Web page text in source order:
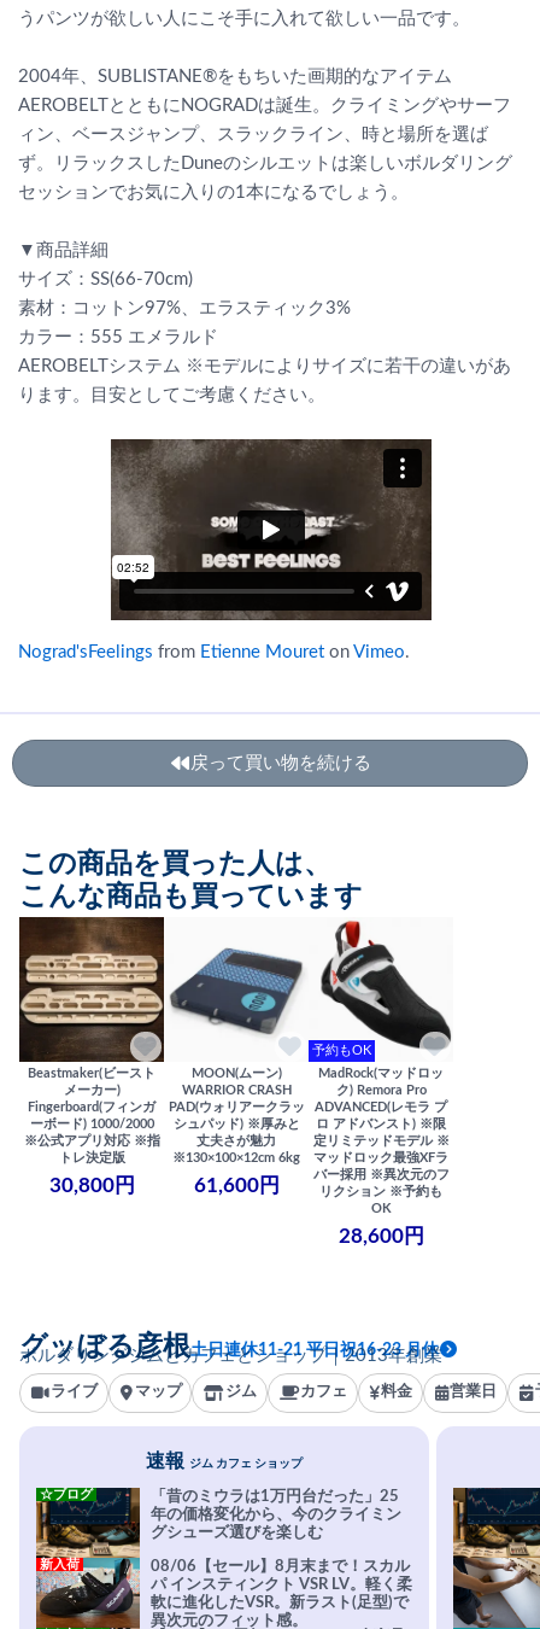
うパンツが欲しい人にこそ手に入れて欲しい一品です。
2004年、SUBLISTANE®をもちいた画期的なアイテム
AEROBELTとともにNOGRADは誕生。クライミングやサーフ
ィン、ベースジャンプ、スラックライン、時と場所を選ば
ず。リラックスしたDuneのシルエットは楽しいボルダリング
セッションでお気に入りの1本になるでしょう。
▼商品詳細
サイズ：SS(66-70cm)
素材：コットン97%、エラスティック3%
カラー：555 エメラルド
AEROBELTシステム ※モデルによりサイズに若干の違いがあ
ります。目安としてご考慮ください。
Nograd'sFeelings from Etienne Moureton Vimeo.
戻って買い物を続ける
この商品を買った人は、
こんな商品も買っています
Beastmaker(ビースト
メーカー)
Fingerboard(フィンガ
ーボード) 1000/2000
※公式アプリ対応 ※指
トレ決定版
30,800円
MOON(ムーン)
WARRIOR CRASH
PAD(ウォリアークラッ
シュパッド) ※厚みと
丈夫さが魅力
※130×100×12cm 6kg
61,600円
予約もOK
MadRock(マッドロッ
ク) Remora Pro
ADVANCED(レモラ プ
ロ アドバンスト) ※限
定リミテッドモデル ※
マッドロック最強XFラ
バー採用 ※異次元のフ
リクション ※予約も
OK
28,600円
ボルダリングジムとカフェとショップ｜2013年創業
グッぼる彦根土日連休11-21 平日祝16-23 月休
ライブ マップ ジム カフェ 料金 営業日
速報 ジム カフェ ショップ
「昔のミウラは1万円台だった」25
年の価格変化から、今のクライミン
グシューズ選びを楽しむ
☆ブログ
08/06【セール】8月末まで！スカル
パ インスティンクト VSR LV。軽く柔
軟に進化したVSR。新ラスト(足型)で
異次元のフィット感。
新入荷